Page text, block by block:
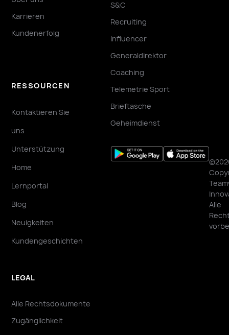
Karrieren
Kundenerfolg
RESSOURCEN
Kontaktieren Sie
uns
Unterstützung
Home
Lernportal
Blog
Neuigkeiten
Kundengeschichten
LEGAL
Alle Rechtsdokumente
Zugänglichkeit
S&C
Recruiting
Influencer
Generaldirektor
Coaching
Telemetrie Sport
Brieftasche
Geheimdienst
Alle